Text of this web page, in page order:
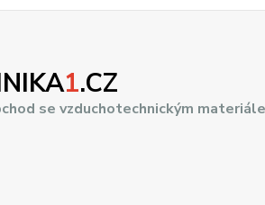
1.CZ
se vzduchotechnickým